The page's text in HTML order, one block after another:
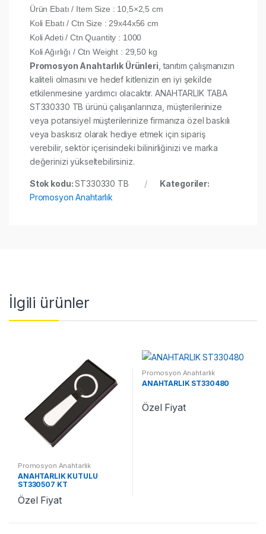
Ürün Ebatı / Item Size : 10,5×2,5 cm
Koli Ebatı / Ctn Size : 29x44x56 cm
Koli Adeti / Ctn Quantity : 1000
Koli Ağırlığı / Ctn Weight : 29,50 kg
Promosyon Anahtarlık Ürünleri , tanıtım çalışmanızın
kaliteli olmasını ve hedef kitlenizin en iyi şekilde
etkilenmesine yardımcı olacaktır. ANAHTARLIK TABA
ST330330 TB ürünü çalışanlarınıza, müşterilerinize
veya potansiyel müşterilerinize firmanıza özel baskılı
veya baskısız olarak hediye etmek için sipariş
verebilir, sektör içerisindeki bilinirliğinizi ve marka
değerinizi yükseltebilirsiniz.
Stok kodu:ST330330 TB
Kategoriler:
Promosyon Anahtarlık
İlgili ürünler
Promosyon Anahtarlık
ANAHTARLIK KUTULU
ST330507 KT
Özel Fiyat
Promosyon Anahtarlık
ANAHTARLIK ST330480
Özel Fiyat